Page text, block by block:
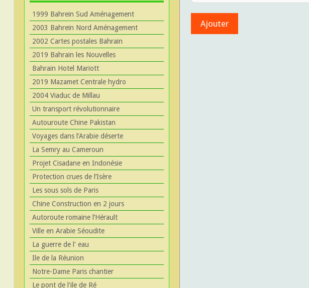
1999 Bahrein Sud Aménagement
2003 Bahrein Nord Aménagement
2002 Cartes postales Bahrain
2019 Bahrain les Nouvelles
Bahrain Hotel Mariott
2019 Mazamet Centrale hydro
2004 Viaduc de Millau
Un transport révolutionnaire
Autouroute Chine Pakistan
Voyages dans l’Arabie déserte
La Semry au Cameroun
Projet Cisadane en Indonésie
Protection crues de l’Isère
Les sous sols de Paris
Chine Construction en 2 jours
Autoroute romaine l’Hérault
Ville en Arabie Séoudite
La guerre de l' eau
Ile de la Réunion
Notre-Dame Paris chantier
Le pont de l'ile de Ré